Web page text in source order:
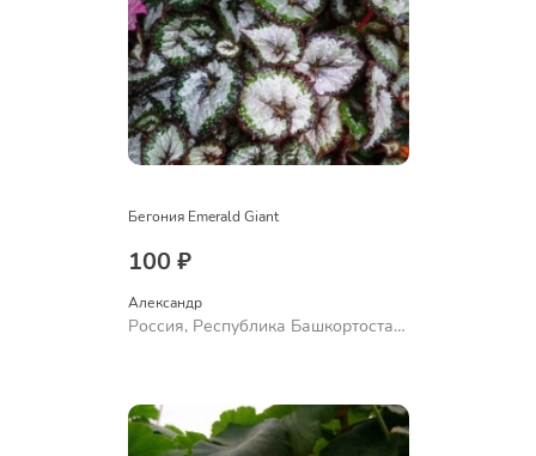
Бегония Emerald Giant
100 ₽
Александр
Россия, Республика Башкортостан,